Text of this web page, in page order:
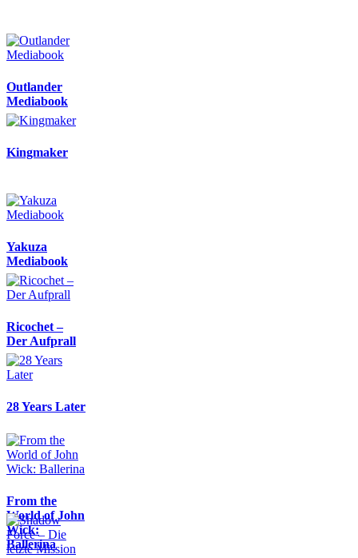
Outlander
Mediabook
Kingmaker
Yakuza
Mediabook
Ricochet –
Der Aufprall
28 Years Later
From the
World of John
Wick:
Ballerina